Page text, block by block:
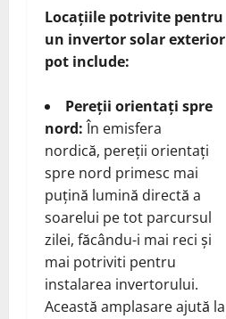
Locațiile potrivite pentru
un invertor solar exterior
pot include:
Pereții orientați spre
nord:În emisfera
nordică, pereții orientați
spre nord primesc mai
puțină lumină directă a
soarelui pe tot parcursul
zilei, făcându-i mai reci și
mai potriviti pentru
instalarea invertorului.
Această amplasare ajută la